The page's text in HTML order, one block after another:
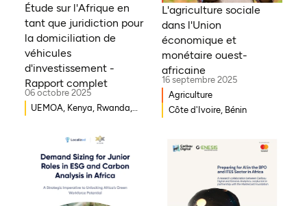
Étude sur l'Afrique en
tant que juridiction pour
la domiciliation de
véhicules
d'investissement -
Rapport complet
06 octobre 2025
UEMOA, Kenya, Rwanda,
Bissau, Djibouti,
Mozambique, Égypte,
Bénin, Ghana, Sénégal,
Zambie, Ouganda, Côte
L'agriculture sociale
dans l'Union
économique et
monétaire ouest-
africaine
16 septembre 2025
Agriculture
Côte d'Ivoire, Bénin